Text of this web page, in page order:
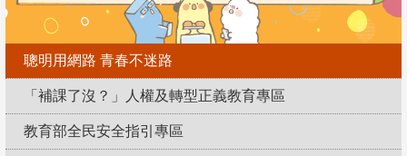
聰明用網路 青春不迷路
「補課了沒？」人權及轉型正義教育專區
教育部全民安全指引專區